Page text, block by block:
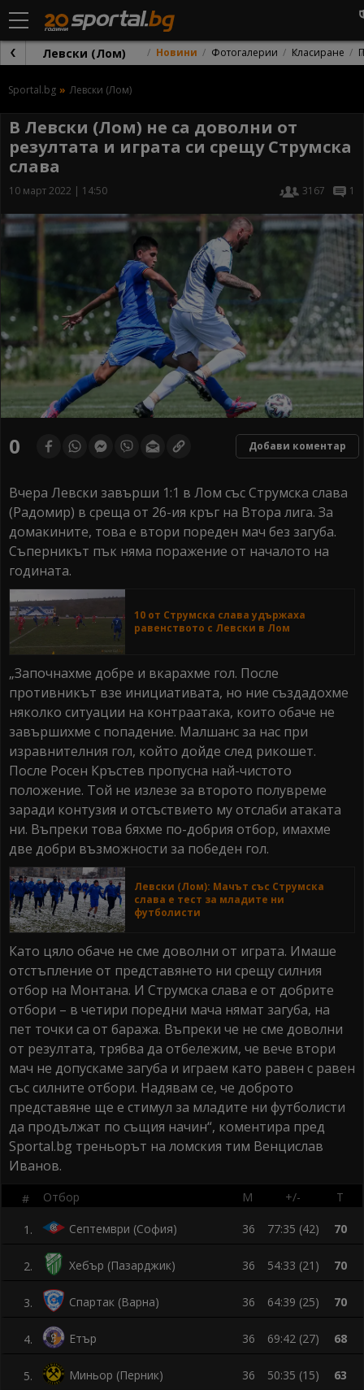
Левски (Лом) Новини Фотогалерии Класиране
Sportal.bg Левски (Лом)
В Левски (Лом) не са доволни от
резултата и играта си срещу Струмска
слава
10 март 2022 | 14:50 3167 1
0 Добави коментар
Вчера Левски завърши 1:1 в Лом със Струмска слава
(Радомир) в среща от 26-ия кръг на Втора лига. За
домакините, това е втори пореден мач без загуба.
Съперникът пък няма поражение от началото на
годината.
10 от Струмска слава удържаха
равенството с Левски в Лом
„Започнахме добре и вкарахме гол. После
противникът взе инициативата, но ние създадохме
няколко ситуации на контраатака, които обаче не
завършихме с попадение. Малшанс за нас при
изравнителния гол, който дойде след рикошет.
После Росен Кръстев пропусна най-чистото
положение. Той не излезе за второто полувреме
заради контузия и отсъствието му отслаби атаката
ни. Въпреки това бяхме по-добрия отбор, имахме
две добри възможности за победен гол.
Левски (Лом): Мачът със Струмска
слава е тест за младите ни
футболисти
Като цяло обаче не сме доволни от играта. Имаше
отстъпление от представянето ни срещу силния
отбор на Монтана. И Струмска слава е от добрите
отбори – в четири поредни мача нямат загуба, на
пет точки са от баража. Въпреки че не сме доволни
от резултата, трябва да отбележим, че вече втори
мач не допускаме загуба и играем като равен с равен
със силните отбори. Надявам се, че доброто
представяне ще е стимул за младите ни футболисти
да продължат по същия начин“, коментира пред
Sportal.bg треньорът на ломския тим Венцислав
Иванов.
# Отбор М +/- Т
1 . Септември (София) 36 77:35 (42) 70
2. Хебър (Пазарджик) 36 54:33 (21) 70
3. Спартак (Варна) 36 64:39 (25) 70
4. Етър 36 69:42 (27) 68
5. Миньор (Перник) 36 50:35 (15) 63